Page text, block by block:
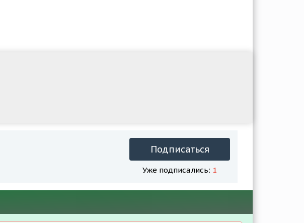
Подписаться
Уже подписались: 1